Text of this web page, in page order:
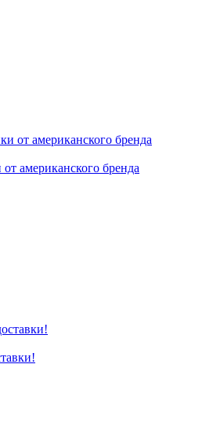
американского бренда